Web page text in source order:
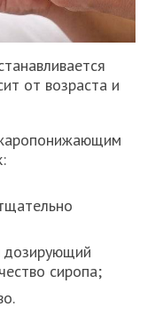
от возраста и
дозирующий
сиропа;